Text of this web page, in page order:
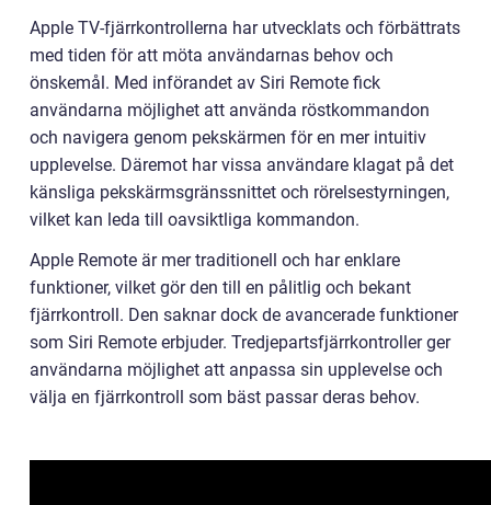
Apple TV-fjärrkontrollerna har utvecklats och förbättrats
med tiden för att möta användarnas behov och
önskemål. Med införandet av Siri Remote fick
användarna möjlighet att använda röstkommandon
och navigera genom pekskärmen för en mer intuitiv
upplevelse. Däremot har vissa användare klagat på det
känsliga pekskärmsgränssnittet och rörelsestyrningen,
vilket kan leda till oavsiktliga kommandon.
Apple Remote är mer traditionell och har enklare
funktioner, vilket gör den till en pålitlig och bekant
fjärrkontroll. Den saknar dock de avancerade funktioner
som Siri Remote erbjuder. Tredjepartsfjärrkontroller ger
användarna möjlighet att anpassa sin upplevelse och
välja en fjärrkontroll som bäst passar deras behov.